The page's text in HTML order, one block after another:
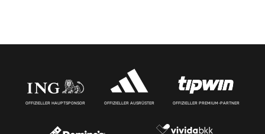
OFFIZIELLER HAUPTSPONSOR OFFIZIELLER AUSRÜSTER OFFIZIELLER PREMIUM-PARTNER